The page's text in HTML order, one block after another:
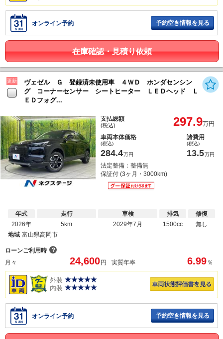
オンライン予約 予約空き情報を見る
在庫確認・見積り依頼
更新
ヴェゼル Ｇ 登録済未使用車 ４ＷＤ ホンダセンシン
グ コーナーセンサー シートヒーター ＬＥＤヘッド Ｌ
ＥＤフォグ...
支払総額
(税込) 297.9万円
車両本体価格
(税込)
284.4万円
諸費用
(税込)
13.5万円
法定整備：整備無
保証付 (3ヶ月・3000km)
年式
2026年
走行
5km
車検
2029年7月
排気
1500cc
修復
無し
地域 富山県高岡市
ローンご利用時 ？
月々
24,600円 実質年率 6.99 ％
外装
内装
オンライン予約 予約空き情報を見る